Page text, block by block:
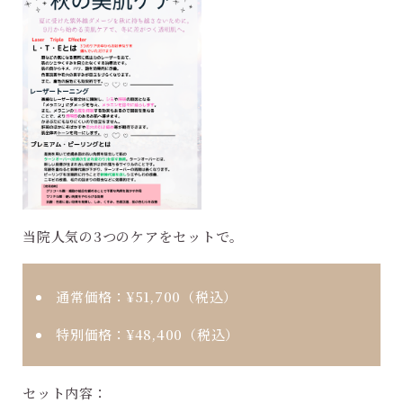
当院人気の3つのケアをセットで。
通常価格：¥51,700（税込）
特別価格：¥48,400（税込）
セット内容：